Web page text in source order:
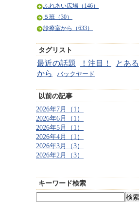
ふれあい広場（146）
５班（30）
診療室から（633）
タグリスト
最近の話題 ！注目！
とあ
から
バックヤード
以前の記事
2026年7月（1）
2026年6月（1）
2026年5月（1）
2026年4月（1）
2026年3月（3）
2026年2月（3）
キーワード検索